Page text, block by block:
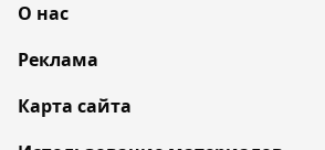
О нас
Реклама
Карта сайта